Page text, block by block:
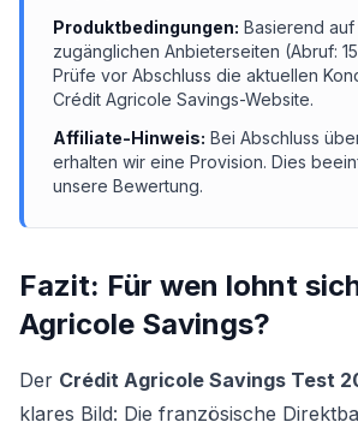
Produktbedingungen: Basierend
zugänglichen Anbieterseiten (Abruf:
Prüfe vor Abschluss die aktuellen
Crédit Agricole Savings-Website.
Affiliate-Hinweis: Bei Abschluss
erhalten wir eine Provision. Dies
unsere Bewertung.
Fazit: Für wen lohnt
Agricole Savings?
Der Crédit Agricole Savings Test
klares Bild: Die französische